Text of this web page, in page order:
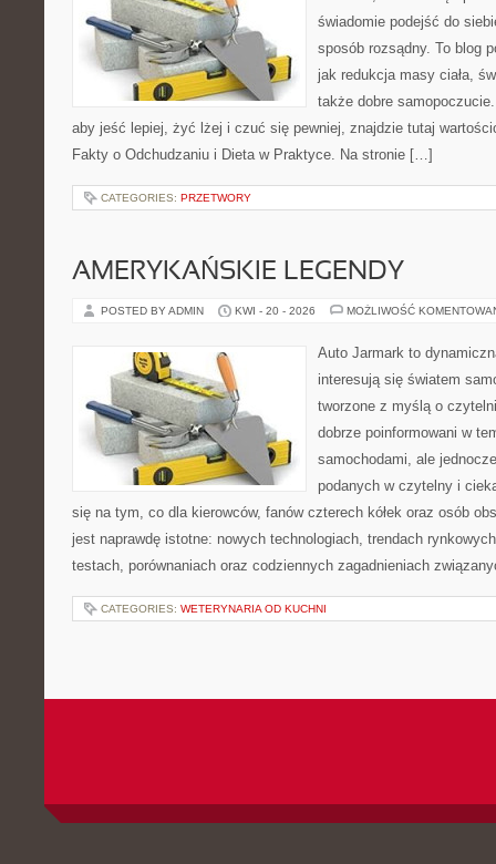
świadomie podejść do
sposób rozsądny. To blog
jak redukcja masy ciała,
także dobre
aby jeść lepiej, żyć lżej i czuć się pewniej, znajdzie tutaj
Fakty o Odchudzaniu i Dieta w Praktyce. Na stronie […]
CATEGORIES: PRZETWORY
AMERYKAŃSKIE LEGENDY
POSTED BY ADMIN KWI - 20 - 2026 MOŻLIWOŚĆ
Auto Jarmark to
interesują się światem
tworzone z myślą o
dobrze poinformowani w
samochodami, ale
podanych w czytelny i
się na tym, co dla kierowców, fanów czterech kółek oraz osób
jest naprawdę istotne: nowych technologiach, trendach
testach, porównaniach oraz codziennych zagadnieniach
CATEGORIES: WETERYNARIA OD KUCHNI